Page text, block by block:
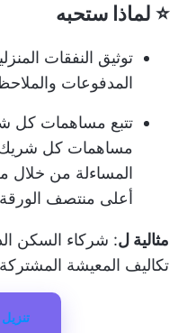
⭐ لماذا ستحبه
توثيق النفقات
المدفوعات
تتبع مساهمات كل
مساهمات كل شريك
المساءلة من
أعلى منتصف الورقة
مثالية ل: شركاء السكن
تكاليف المعيشة المشتركة